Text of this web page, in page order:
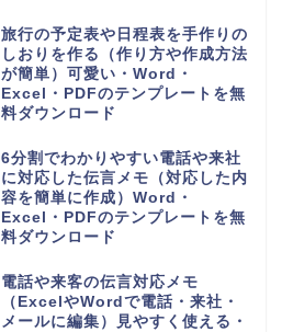
旅行の予定表や日程表を手作りの
しおりを作る（作り方や作成方法
が簡単）可愛い・Word・
Excel・PDFのテンプレートを無
料ダウンロード
6分割でわかりやすい電話や来社
に対応した伝言メモ（対応した内
容を簡単に作成）Word・
Excel・PDFのテンプレートを無
料ダウンロード
電話や来客の伝言対応メモ
（ExcelやWordで電話・来社・
メールに編集）見やすく使える・